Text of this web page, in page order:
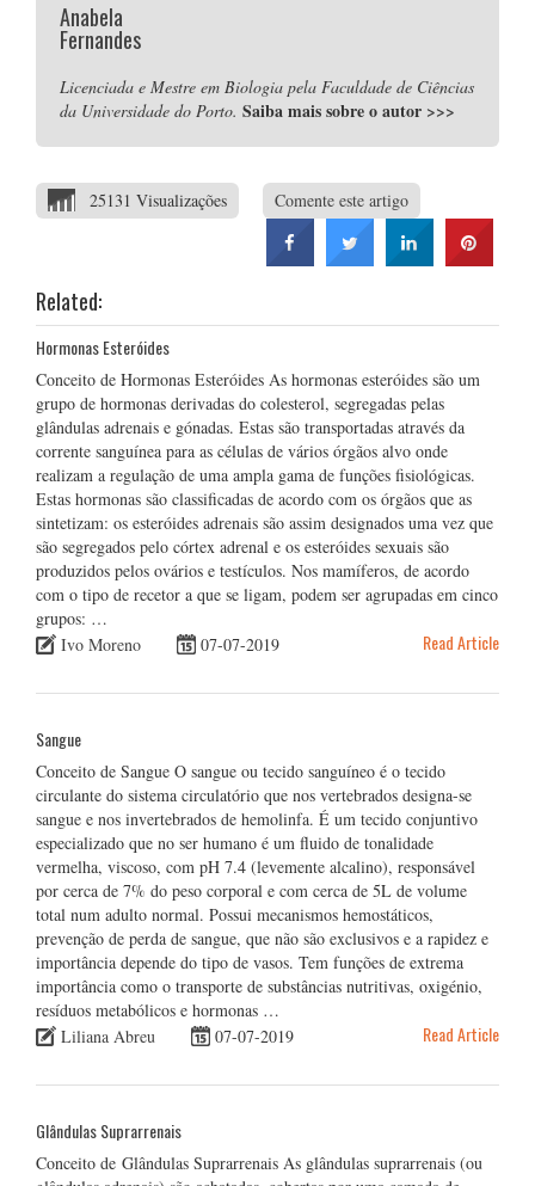
Anabela
Fernandes
Licenciada e Mestre em Biologia pela Faculdade de Ciências
da Universidade do Porto. Saiba mais sobre o autor >>>
25131 Visualizações Comente este artigo
Related:
Hormonas Esteróides
Conceito de Hormonas Esteróides As hormonas esteróides são um
grupo de hormonas derivadas do colesterol, segregadas pelas
glândulas adrenais e gónadas. Estas são transportadas através da
corrente sanguínea para as células de vários órgãos alvo onde
realizam a regulação de uma ampla gama de funções fisiológicas.
Estas hormonas são classificadas de acordo com os órgãos que as
sintetizam: os esteróides adrenais são assim designados uma vez que
são segregados pelo córtex adrenal e os esteróides sexuais são
produzidos pelos ovários e testículos. Nos mamíferos, de acordo
com o tipo de recetor a que se ligam, podem ser agrupadas em cinco
grupos: …
Ivo Moreno
07-07-2019 Read Article
Sangue
Conceito de Sangue O sangue ou tecido sanguíneo é o tecido
circulante do sistema circulatório que nos vertebrados designa-se
sangue e nos invertebrados de hemolinfa. É um tecido conjuntivo
especializado que no ser humano é um fluido de tonalidade
vermelha, viscoso, com pH 7.4 (levemente alcalino), responsável
por cerca de 7% do peso corporal e com cerca de 5L de volume
total num adulto normal. Possui mecanismos hemostáticos,
prevenção de perda de sangue, que não são exclusivos e a rapidez e
importância depende do tipo de vasos. Tem funções de extrema
importância como o transporte de substâncias nutritivas, oxigénio,
resíduos metabólicos e hormonas …
Liliana Abreu
07-07-2019 Read Article
Glândulas Suprarrenais
Conceito de Glândulas Suprarrenais As glândulas suprarrenais (ou